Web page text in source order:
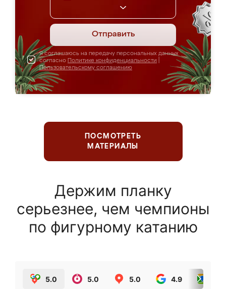
Отправить
Я соглашаюсь на передачу персональных данных
согласно Политике конфиденциальности
Пользовательскому соглашению
ПОСМОТРЕТЬ
МАТЕРИАЛЫ
Держим планку
серьезнее, чем чемпионы
по фигурному катанию
5.0 5.0 5.0 4.9